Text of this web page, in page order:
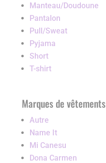
Manteau/Doudoune
Pantalon
Pull/Sweat
Pyjama
Short
T-shirt
Marques de vêtements
Autre
Name It
Mi Canesu
Dona Carmen